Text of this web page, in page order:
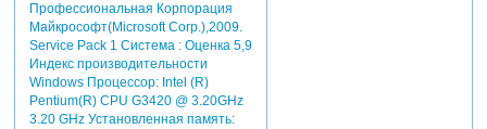
Профессиональная Корпорация
Майкрософт(Microsoft Corp.),2009.
Service Pack 1 Система : Оценка 5,9
Индекс производительности
Windows Процессор: Intel (R)
Pentium(R) CPU G3420 @ 3.20GHz
3.20 GHz Установленная память: